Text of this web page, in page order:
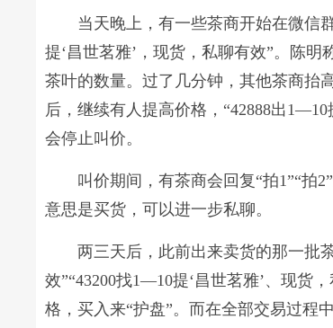
当天晚上，有一些茶商开始在微信
提‘昌世茗雅’，现货，私聊有效”。陈明
茶叶的数量。过了几分钟，其他茶商抬
后，继续有人提高价格，“42888出
会停止叫价。
叫价期间，有茶商会回复“拍1”“拍
意思是买货，可以进一步私聊。
两三天后，此前出来卖货的那一批
效”“43200找1—10提‘昌世茗雅’、现货
格，买入来“护盘”。而在全部交易过程